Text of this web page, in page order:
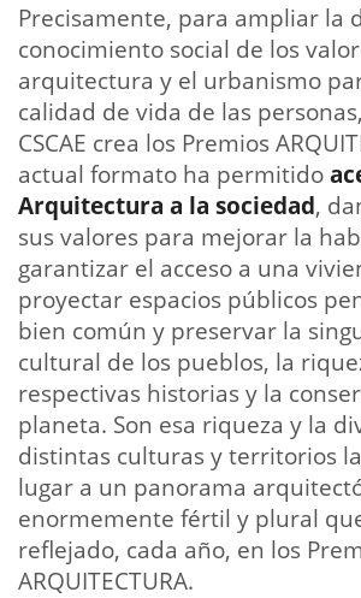
Precisamente, para ampliar la
conocimiento social de los
arquitectura y el urbanismo
calidad de vida de las
CSCAE crea los Premios
actual formato ha permitido
Arquitectura a la sociedad,
sus valores para mejorar la
garantizar el acceso a una
proyectar espacios públicos
bien común y preservar la
cultural de los pueblos, la
respectivas historias y la
planeta. Son esa riqueza y la
distintas culturas y territorios
lugar a un panorama
enormemente fértil y plural
reflejado, cada año, en los
ARQUITECTURA.